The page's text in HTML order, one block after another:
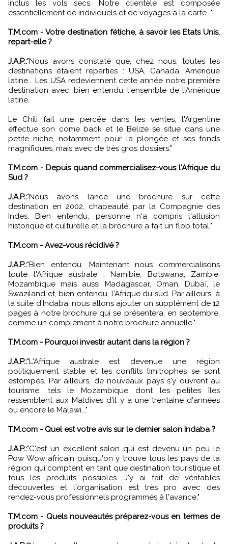
inclus les vols secs. Notre clientèle est composée
essentiellement de individuels et de voyages à la carte..."
T.M.com - Votre destination fétiche, à savoir les Etats Unis,
repart-elle ?
J.A.P.:"Nous avons constaté que, chez nous, toutes les
destinations étaient reparties : USA, Canada, Amerique
latine... Les USA redeviennent cette année notre première
destination avec, bien entendu, l'ensemble de l'Amérique
latine.
Le Chili fait une percée dans les ventes, l'Argentine
effectue son come back et le Belize se situe dans une
petite niche, notamment pour la plongée et ses fonds
magnifiques, mais avec de très gros dossiers."
T.M.com - Depuis quand commercialisez-vous l'Afrique du
Sud ?
J.A.P.:"Nous avons lancé une brochure sur cette
destination en 2002, chapeauté par la Compagnie des
Indes. Bien entendu, personne n'a compris l'allusion
historique et culturelle et la brochure a fait un flop total."
T.M.com - Avez-vous récidivé ?
J.A.P.:"Bien entendu. Maintenant nous commercialisons
toute l'Afrique australe : Namibie, Botswana, Zambie,
Mozambique mais aussi Madagascar, Oman, Dubaï, le
Swaziland et, bien entendu, l'Afrique du sud. Par ailleurs, à
la suite d'Indaba, nous allons ajouter un supplément de 12
pages à notre brochure qui se présentera, en septembre,
comme un complément à notre brochure annuelle."
T.M.com - Pourquoi investir autant dans la région ?
J.A.P.:"L'Afrique australe est devenue une région
politiquement stable et les conflits limitrophes se sont
estompés. Par ailleurs, de nouveaux pays s'y ouvrent au
tourisme, tels le Mozambique dont les petites îles
ressemblent aux Maldives d'il y a une trentaine d'années
ou encore le Malawi..."
T.M.com - Quel est votre avis sur le dernier salon Indaba ?
J.A.P.:"C'est un excellent salon qui est devenu un peu le
Pow Wow africain puisqu'on y trouve tous les pays de la
région qui comptent en tant que destination touristique et
tous les produits possibles. J'y ai fait de véritables
découvertes et l'organisation est très pro avec des
rendez-vous professionnels programmés à l'avance."
T.M.com - Quels nouveautés préparez-vous en termes de
produits ?